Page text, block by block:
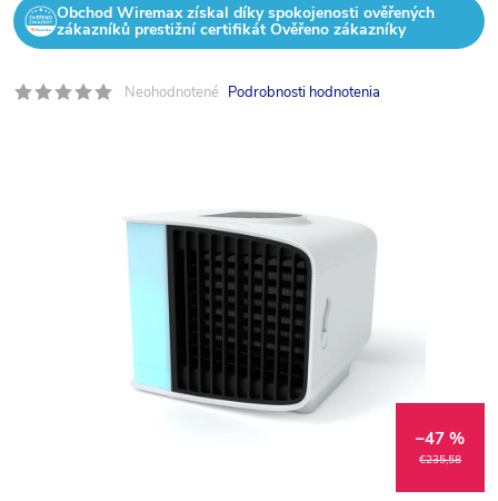
Obchod Wiremax získal díky spokojenosti ověřených
zákazníků prestižní certifikát Ověřeno zákazníky
Neohodnotené Podrobnosti hodnotenia
€235,58
–47 %